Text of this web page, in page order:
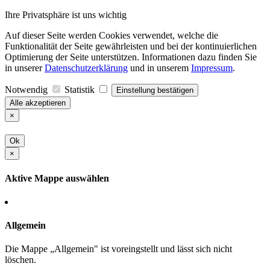
Ihre Privatsphäre ist uns wichtig
Auf dieser Seite werden Cookies verwendet, welche die
Funktionalität der Seite gewährleisten und bei der kontinuierlichen
Optimierung der Seite unterstützen. Informationen dazu finden Sie
in unsererDatenschutzerklärung und in unserem Impressum.
Notwendig Statistik
Einstellung bestätigen
Alle akzeptieren
×
Ok
×
Aktive Mappe auswählen
Allgemein
Die Mappe „Allgemein" ist voreingstellt und lässt sich nicht
löschen.